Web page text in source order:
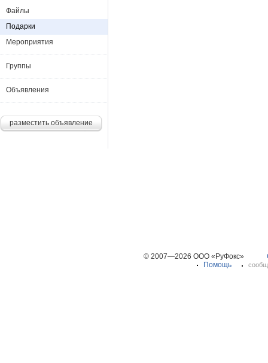
Файлы
Подарки
Мероприятия
Группы
Объявления
разместить объявление
© 2007—2026 ООО «РуФокс»
Помощь